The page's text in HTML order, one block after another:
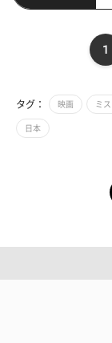
1
タグ： 映画 ミ
日本